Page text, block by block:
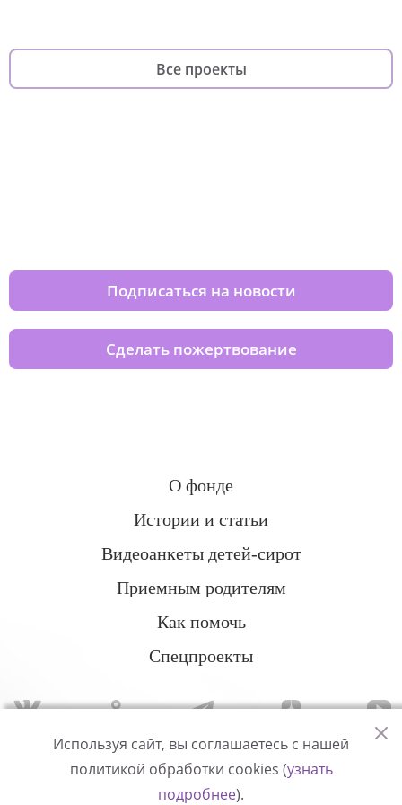
Все проекты
Подписаться на новости
Сделать пожертвование
О фонде
Истории и статьи
Видеоанкеты детей-сирот
Приемным родителям
Как помочь
Спецпроекты
Политика конфиденциальности
Используя сайт, вы соглашаетесь с нашей
политикой обработки cookies (узнать
подробнее).